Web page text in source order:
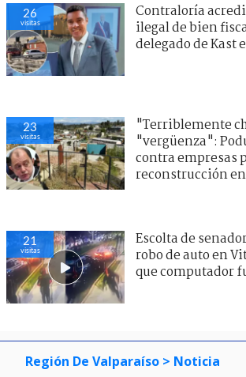
26
visitas
Contraloría
ilegal de bien
delegado de Kast
23
visitas
"Terriblemente
"vergüenza":
contra empresas
reconstrucción
21
visitas
Escolta de
robo de auto en
que computador
Región De Valparaíso > Noticia